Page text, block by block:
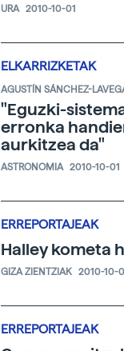
URA 2010-10-01
ELKARRIZKETAK
AGUSTÍN SÁNCHEZ-
"Eguzki-
erronka
aurkitzea da"
ASTRONOMIA 2010-10-01
ERREPORTAJEAK
Halley kometa
GIZA ZIENTZIAK 2010-10-
ERREPORTAJEAK